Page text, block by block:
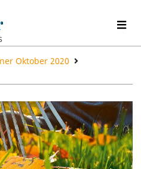
Oktober 2020